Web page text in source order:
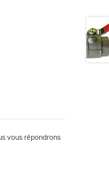
vous répondrons